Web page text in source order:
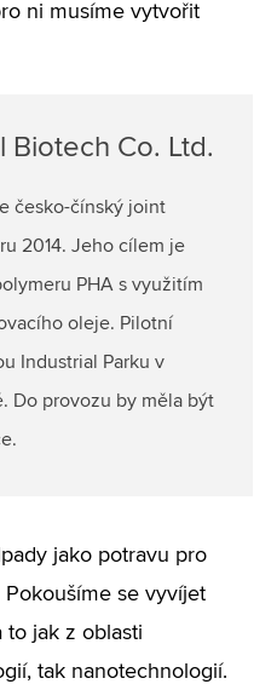
ni musíme vytvořit
Biotech Co. Ltd.
česko-čínský joint
2014. Jeho cílem je
PHA s využitím
oleje. Pilotní
Industrial Parku v
Do provozu by měla být
jako potravu pro
se vyvíjet
to jak z oblasti
tak nanotechnologií.